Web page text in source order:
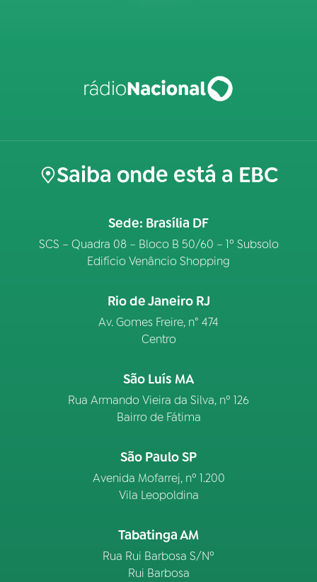
Saiba onde está a EBC
Sede: Brasília DF
SCS – Quadra 08 – Bloco B 50/60 – 1º Subsolo
Edifício Venâncio Shopping
Rio de Janeiro RJ
Av. Gomes Freire, n° 474
Centro
São Luís MA
Rua Armando Vieira da Silva, nº 126
Bairro de Fátima
São Paulo SP
Avenida Mofarrej, nº 1.200
Vila Leopoldina
Tabatinga AM
Rua Rui Barbosa S/Nº
Rui Barbosa